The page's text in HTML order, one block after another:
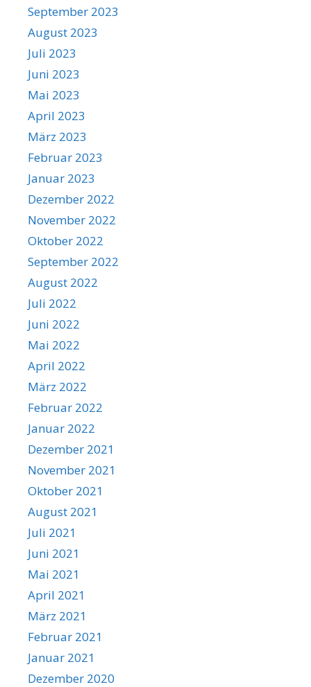
September 2023
August 2023
Juli 2023
Juni 2023
Mai 2023
April 2023
März 2023
Februar 2023
Januar 2023
Dezember 2022
November 2022
Oktober 2022
September 2022
August 2022
Juli 2022
Juni 2022
Mai 2022
April 2022
März 2022
Februar 2022
Januar 2022
Dezember 2021
November 2021
Oktober 2021
August 2021
Juli 2021
Juni 2021
Mai 2021
April 2021
März 2021
Februar 2021
Januar 2021
Dezember 2020